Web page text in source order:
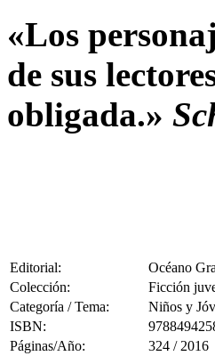
«Los
de sus
obligada.»
Editorial:
Océano
Colección:
Ficción
Categoría / Tema:
Niños y
ISBN:
Páginas/Año:
324 / 2016